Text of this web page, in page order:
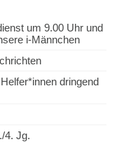
um 9.00 Uhr und
i-Männchen
dringend
4. Jg.